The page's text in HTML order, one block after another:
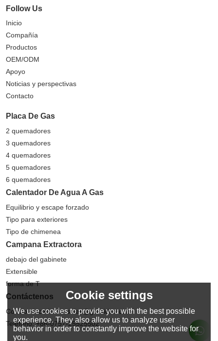
Follow Us
Inicio
Compañía
Productos
OEM/ODM
Apoyo
Noticias y perspectivas
Contacto
Placa De Gas
2 quemadores
3 quemadores
4 quemadores
5 quemadores
6 quemadores
Calentador De Agua A Gas
Equilibrio y escape forzado
Tipo para exteriores
Tipo de chimenea
Campana Extractora
debajo del gabinete
Extensible
forma de T
Contáctenos
Correo electrónico: sales@greaidea.com
Teléfono: +86-0757-25525502
Cookie settings
We use cookies to provide you with the best possible
experience. They also allow us to analyze user
behavior in order to constantly improve the website for
you.